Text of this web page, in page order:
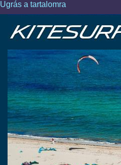
Ugrás a tartalomra